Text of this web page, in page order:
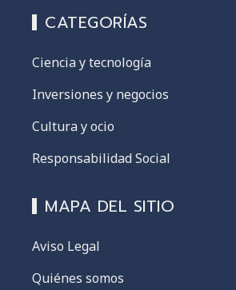
CATEGORÍAS
Ciencia y tecnología
Inversiones y negocios
Cultura y ocio
Responsabilidad Social
MAPA DEL SITIO
Aviso Legal
Quiénes somos